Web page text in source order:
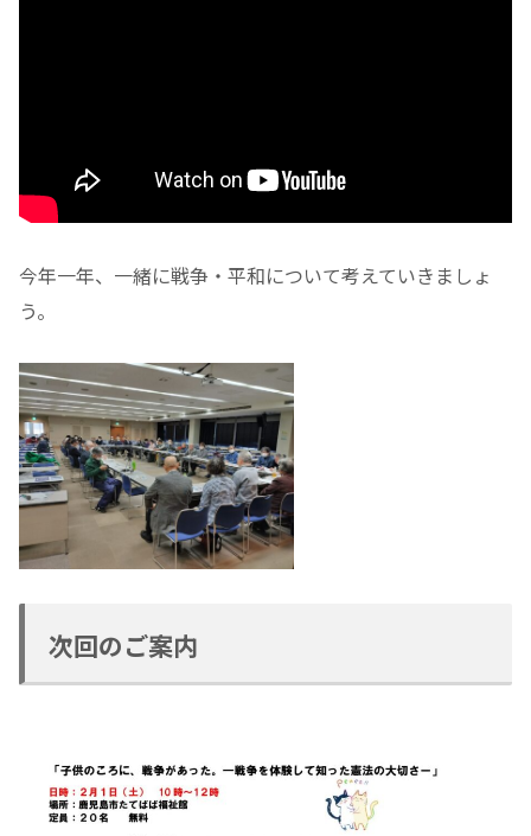
今年一年、一緒に戦争・平和について考えていきましょ
う。
次回のご案内